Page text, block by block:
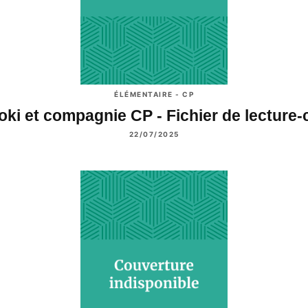
ÉLÉMENTAIRE - CP
et compagnie CP - Fichier de
22/07/2025